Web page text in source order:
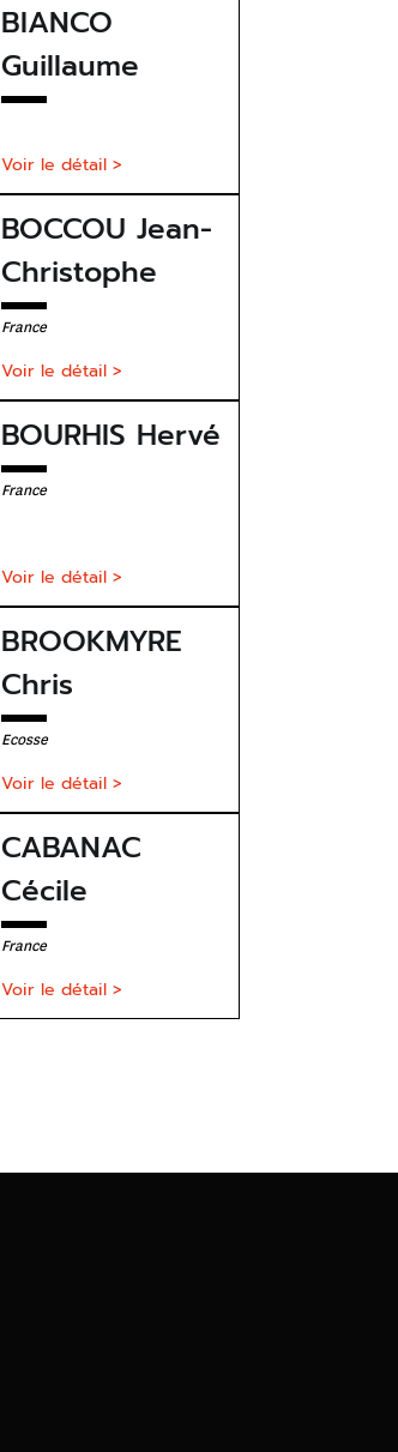
BIANCO
Guillaume
Voir le détail >
BOCCOU Jean-
Christophe
France
Voir le détail >
BOURHIS Hervé
France
Voir le détail >
BROOKMYRE
Chris
Ecosse
Voir le détail >
CABANAC
Cécile
France
Voir le détail >